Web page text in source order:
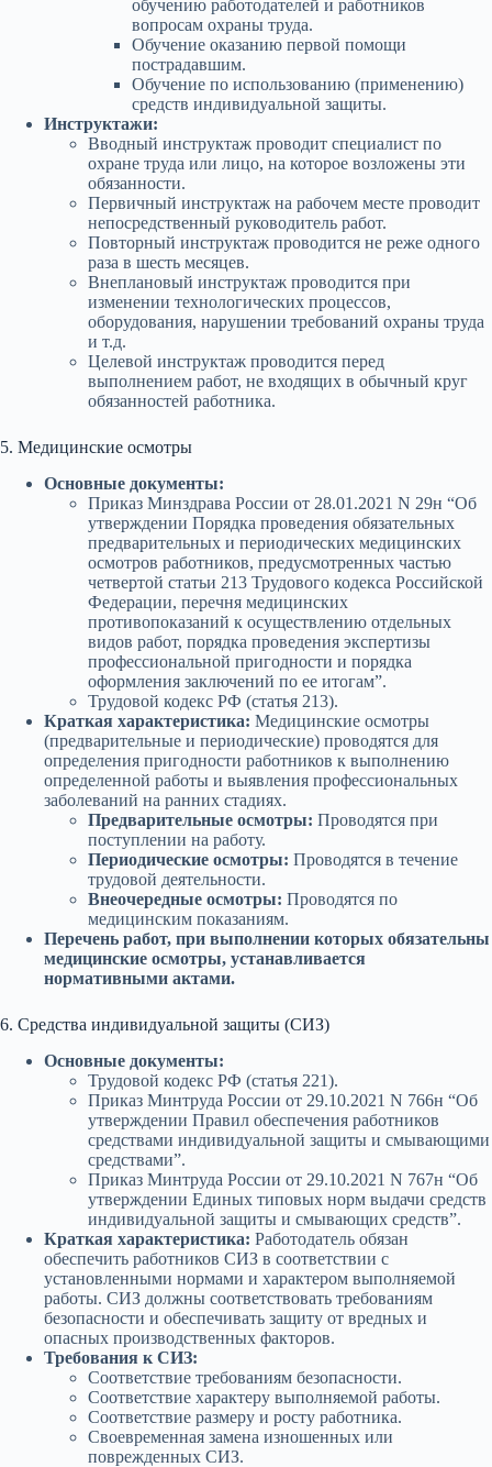
обучению работодателей и работников
вопросам охраны труда.
Обучение оказанию первой помощи
пострадавшим.
Обучение по использованию (применению)
средств индивидуальной защиты.
Инструктажи:
Вводный инструктаж проводит специалист по
охране труда или лицо, на которое возложены эти
обязанности.
Первичный инструктаж на рабочем месте проводит
непосредственный руководитель работ.
Повторный инструктаж проводится не реже одного
раза в шесть месяцев.
Внеплановый инструктаж проводится при
изменении технологических процессов,
оборудования, нарушении требований охраны труда
и т.д.
Целевой инструктаж проводится перед
выполнением работ, не входящих в обычный круг
обязанностей работника.
5. Медицинские осмотры
Основные документы:
Приказ Минздрава России от 28.01.2021 N 29н “Об
утверждении Порядка проведения обязательных
предварительных и периодических медицинских
осмотров работников, предусмотренных частью
четвертой статьи 213 Трудового кодекса Российской
Федерации, перечня медицинских
противопоказаний к осуществлению отдельных
видов работ, порядка проведения экспертизы
профессиональной пригодности и порядка
оформления заключений по ее итогам”.
Трудовой кодекс РФ (статья 213).
Краткая характеристика: Медицинские осмотры
(предварительные и периодические) проводятся для
определения пригодности работников к выполнению
определенной работы и выявления профессиональных
заболеваний на ранних стадиях.
Предварительные осмотры: Проводятся при
поступлении на работу.
Периодические осмотры: Проводятся в течение
трудовой деятельности.
Внеочередные осмотры: Проводятся по
медицинским показаниям.
Перечень работ, при выполнении которых обязательны
медицинские осмотры, устанавливается
нормативными актами.
6. Средства индивидуальной защиты (СИЗ)
Основные документы:
Трудовой кодекс РФ (статья 221).
Приказ Минтруда России от 29.10.2021 N 766н “Об
утверждении Правил обеспечения работников
средствами индивидуальной защиты и смывающими
средствами”.
Приказ Минтруда России от 29.10.2021 N 767н “Об
утверждении Единых типовых норм выдачи средств
индивидуальной защиты и смывающих средств”.
Краткая характеристика: Работодатель обязан
обеспечить работников СИЗ в соответствии с
установленными нормами и характером выполняемой
работы. СИЗ должны соответствовать требованиям
безопасности и обеспечивать защиту от вредных и
опасных производственных факторов.
Требования к СИЗ:
Соответствие требованиям безопасности.
Соответствие характеру выполняемой работы.
Соответствие размеру и росту работника.
Своевременная замена изношенных или
поврежденных СИЗ.